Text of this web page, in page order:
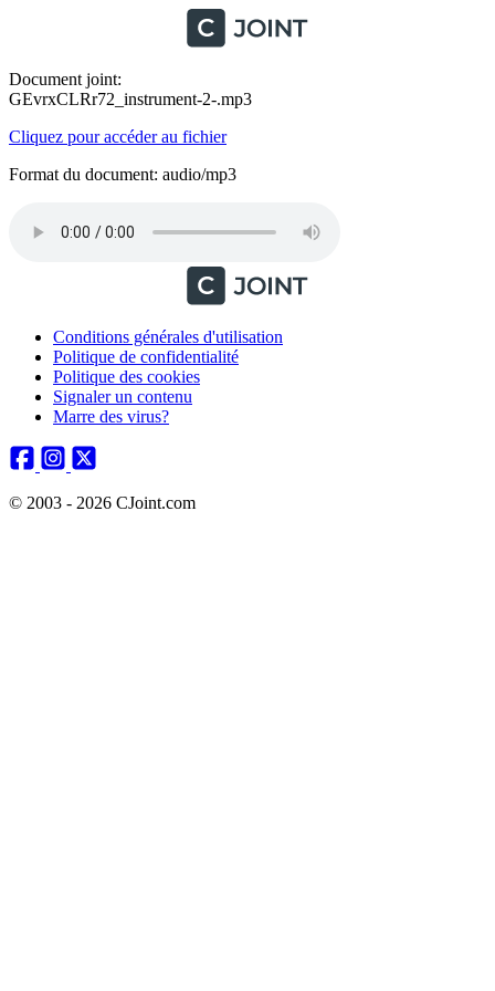
Document joint:
GEvrxCLRr72_instrument-2-.mp3
Cliquez pour accéder au fichier
Format du document: audio/mp3
Conditions générales d'utilisation
Politique de confidentialité
Politique des cookies
Signaler un contenu
Marre des virus?
© 2003 - 2026 CJoint.com